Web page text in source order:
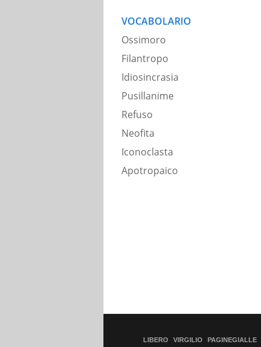
VOCABOLARIO
Ossimoro
Filantropo
Idiosincrasia
Pusillanime
Refuso
Neofita
Iconoclasta
Apotropaico
LIBERO VIRGILIO PAGINEGIALLE